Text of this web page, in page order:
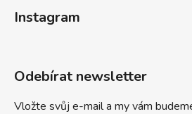
Instagram
Odebírat newsletter
Vložte svůj e-mail a my vám